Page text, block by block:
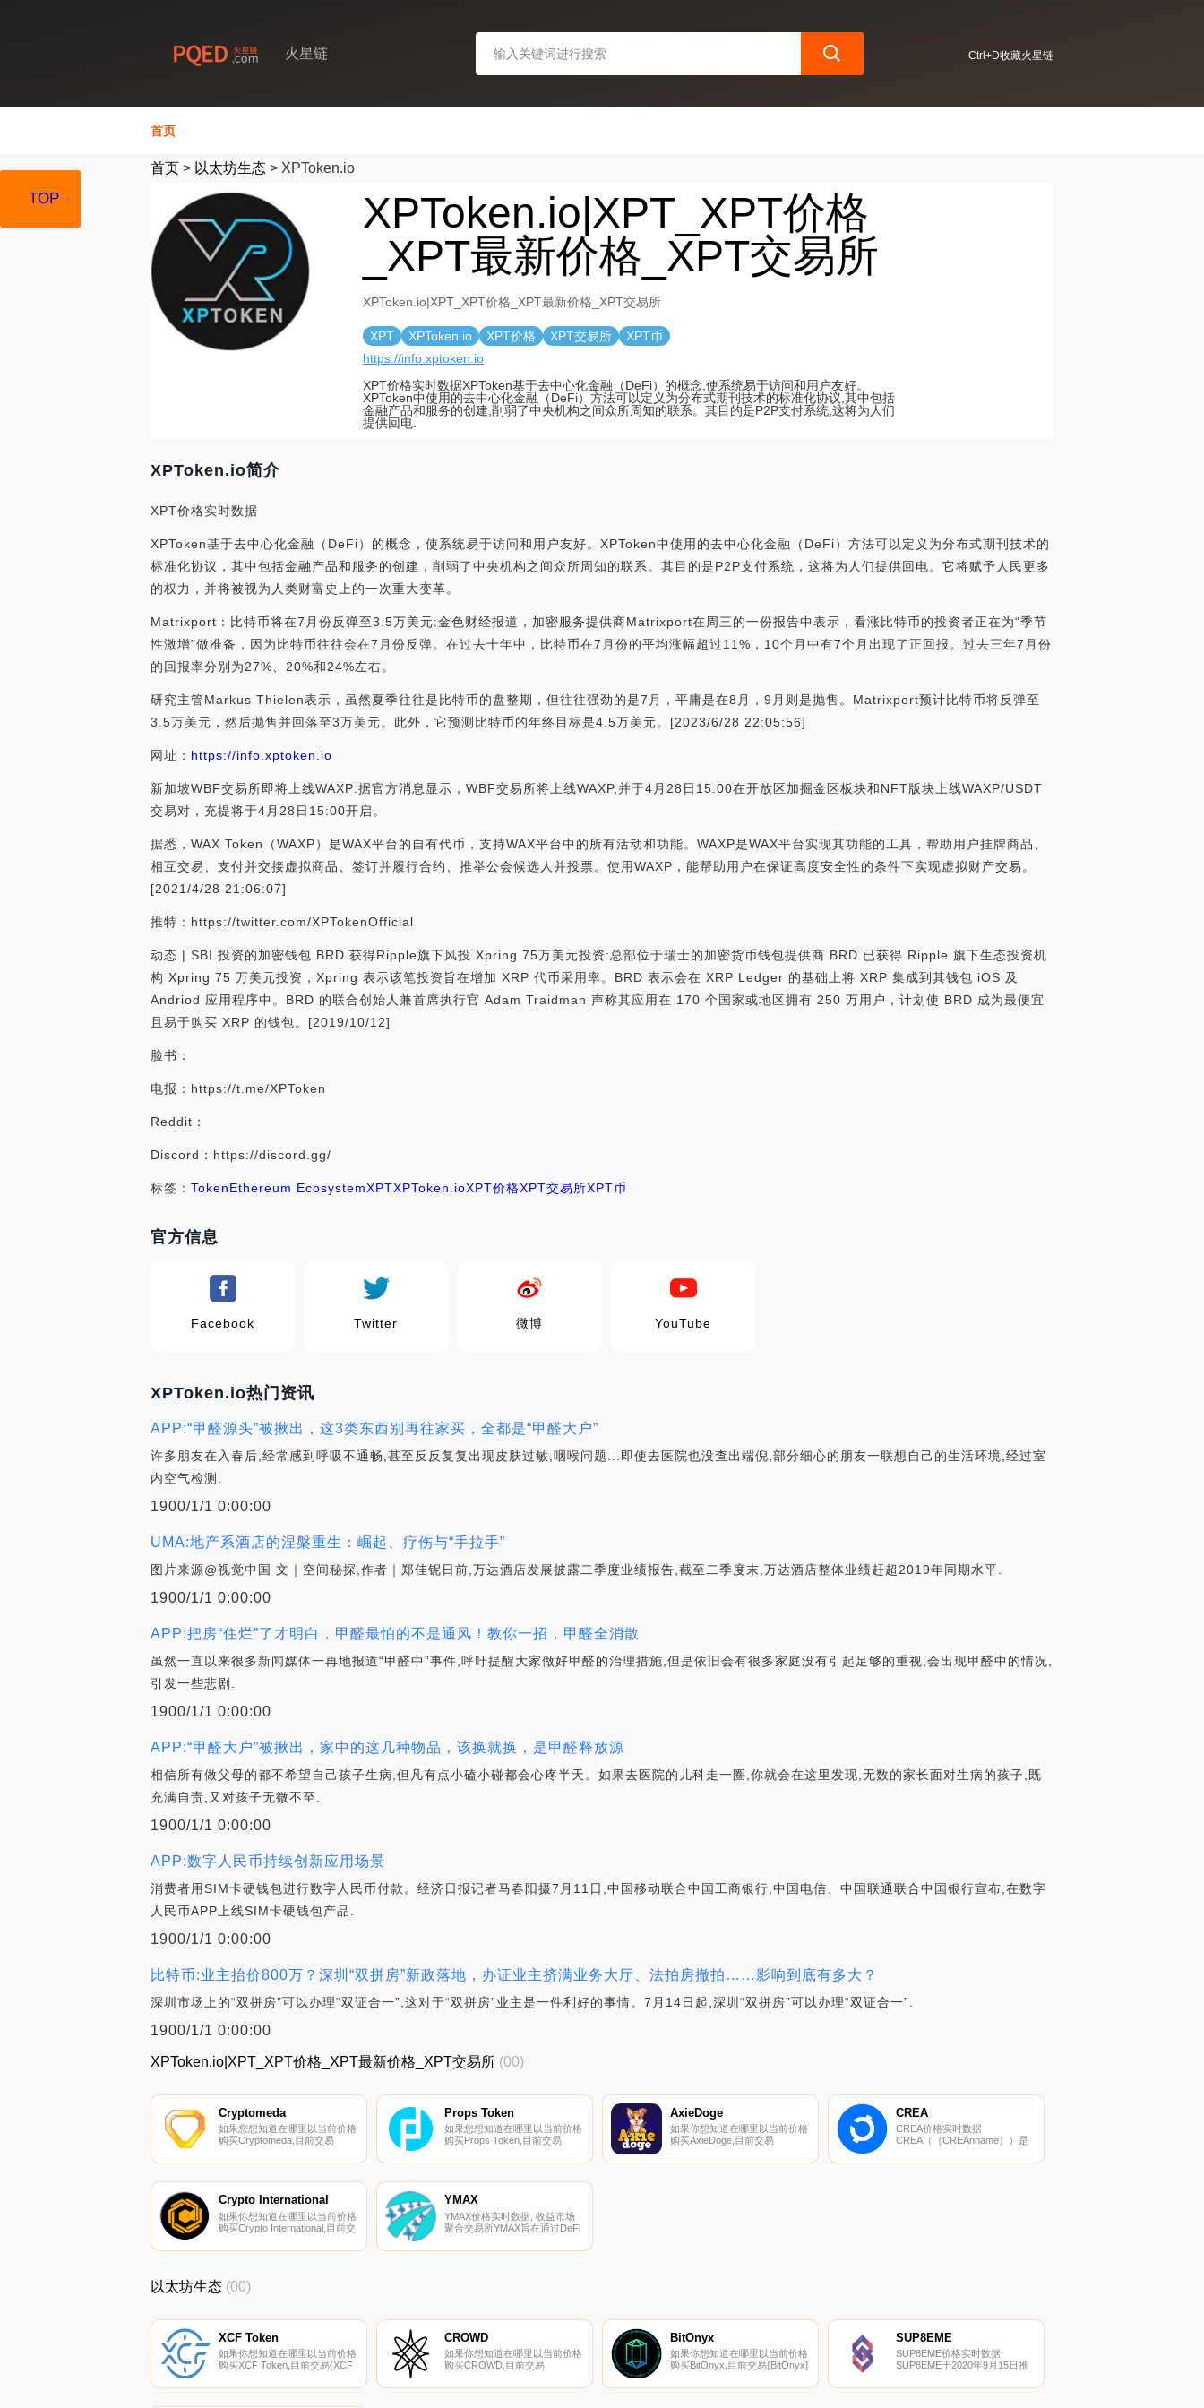
火星链 Ctrl+D收藏火星链
首页
首页 > 以太坊生态 > XPToken.io
XPToken.io|XPT_XPT价格
_XPT最新价格_XPT交易所
XPToken.io|XPT_XPT价格_XPT最新价格_XPT交易所
XPT XPToken.io XPT价格 XPT交易所
XPT币
https://info.xptoken.io
XPT价格实时数据XPToken基于去中心化金融（DeFi）的概念,使系统易于访问和用户友好。
XPToken中使用的去中心化金融（DeFi）方法可以定义为分布式期刊技术的标准化协议,其中包括
金融产品和服务的创建,削弱了中央机构之间众所周知的联系。其目的是P2P支付系统,这将为人们
提供回电.
XPToken.io简介
XPT价格实时数据
XPToken基于去中心化金融（DeFi）的概念，使系统易于访问和用户友好。XPToken中使用的去中心化金融（DeFi）方法可以定义为分布式期刊技术的
标准化协议，其中包括金融产品和服务的创建，削弱了中央机构之间众所周知的联系。其目的是P2P支付系统，这将为人们提供回电。它将赋予人民更多
的权力，并将被视为人类财富史上的一次重大变革。
Matrixport：比特币将在7月份反弹至3.5万美元:金色财经报道，加密服务提供商Matrixport在周三的一份报告中表示，看涨比特币的投资者正在为“季节
性激增”做准备，因为比特币往往会在7月份反弹。在过去十年中，比特币在7月份的平均涨幅超过11%，10个月中有7个月出现了正回报。过去三年7月份
的回报率分别为27%、20%和24%左右。
研究主管Markus Thielen表示，虽然夏季往往是比特币的盘整期，但往往强劲的是7月，平庸是在8月，9月则是抛售。Matrixport预计比特币将反弹至
3.5万美元，然后抛售并回落至3万美元。此外，它预测比特币的年终目标是4.5万美元。[2023/6/28 22:05:56]
网址： https://info.xptoken.io
新加坡WBF交易所即将上线WAXP:据官方消息显示，WBF交易所将上线WAXP,并于4月28日15:00在开放区加掘金区板块和NFT版块上线WAXP/USDT
交易对，充提将于4月28日15:00开启。
据悉，WAX Token（WAXP）是WAX平台的自有代币，支持WAX平台中的所有活动和功能。WAXP是WAX平台实现其功能的工具，帮助用户挂牌商品、
相互交易、支付并交接虚拟商品、签订并履行合约、推举公会候选人并投票。使用WAXP，能帮助用户在保证高度安全性的条件下实现虚拟财产交易。
[2021/4/28 21:06:07]
推特：https://twitter.com/XPTokenOfficial
动态 | SBI 投资的加密钱包 BRD 获得Ripple旗下风投 Xpring 75万美元投资:总部位于瑞士的加密货币钱包提供商 BRD 已获得 Ripple 旗下生态投资机
构 Xpring 75 万美元投资，Xpring 表示该笔投资旨在增加 XRP 代币采用率。BRD 表示会在 XRP Ledger 的基础上将 XRP 集成到其钱包 iOS 及
Andriod 应用程序中。BRD 的联合创始人兼首席执行官 Adam Traidman 声称其应用在 170 个国家或地区拥有 250 万用户，计划使 BRD 成为最便宜
且易于购买 XRP 的钱包。[2019/10/12]
脸书：
电报：https://t.me/XPToken
Reddit：
Discord：https://discord.gg/
标签： TokenEthereum EcosystemXPTXPToken.ioXPT价格XPT交易所XPT币
官方信息
Facebook Twitter 微博 YouTube
XPToken.io热门资讯
APP:“甲醛源头”被揪出，这3类东西别再往家买，全都是“甲醛大户”
许多朋友在入春后,经常感到呼吸不通畅,甚至反反复复出现皮肤过敏,咽喉问题...即使去医院也没查出端倪,部分细心的朋友一联想自己的生活环境,经过室
内空气检测.
1900/1/1 0:00:00
UMA:地产系酒店的涅槃重生：崛起、疗伤与“手拉手”
图片来源@视觉中国 文｜空间秘探,作者｜郑佳铌日前,万达酒店发展披露二季度业绩报告,截至二季度末,万达酒店整体业绩赶超2019年同期水平.
1900/1/1 0:00:00
APP:把房“住烂”了才明白，甲醛最怕的不是通风！教你一招，甲醛全消散
虽然一直以来很多新闻媒体一再地报道“甲醛中”事件,呼吁提醒大家做好甲醛的治理措施,但是依旧会有很多家庭没有引起足够的重视,会出现甲醛中的情况,
引发一些悲剧.
1900/1/1 0:00:00
APP:“甲醛大户”被揪出，家中的这几种物品，该换就换，是甲醛释放源
相信所有做父母的都不希望自己孩子生病,但凡有点小磕小碰都会心疼半天。如果去医院的儿科走一圈,你就会在这里发现,无数的家长面对生病的孩子,既
充满自责,又对孩子无微不至.
1900/1/1 0:00:00
APP:数字人民币持续创新应用场景
消费者用SIM卡硬钱包进行数字人民币付款。经济日报记者马春阳摄7月11日,中国移动联合中国工商银行,中国电信、中国联通联合中国银行宣布,在数字
人民币APP上线SIM卡硬钱包产品.
1900/1/1 0:00:00
比特币:业主抬价800万？深圳“双拼房”新政落地，办证业主挤满业务大厅、法拍房撤拍……影响到底有多大？
深圳市场上的“双拼房”可以办理“双证合一”,这对于“双拼房”业主是一件利好的事情。7月14日起,深圳“双拼房”可以办理“双证合一”.
1900/1/1 0:00:00
TOP
XPToken.io|XPT_XPT价格_XPT最新价格_XPT交易所 (00)
Cryptomeda
如果您想知道在哪里以当前价格
购买Cryptomeda,目前交易
密货币交易所是
以在我们的加密货币交易所页面
上找到其他列表.
Props Token
如果您想知道在哪里以当前价格
购买Props Token,目前交易
加密货币交易所是Gate.io。您
目旨在增强帮助数字社区蓬勃发
展的人的能力,并在应用程序开
发人员和用户之间建立更好的联
系.
AxieDoge
如果你想知道在哪里以当前价格
购买AxieDoge,目前交易
交易所是DODO（BSC）。您可
CREA
CREA价格实时数据
CREA（｛CREAnname｝）是
应量为21213630.839,其中
Crypto International
如果你想知道在哪里以当前价格
购买Crypto International,目前交
顶级加密货币交易所是
找到其他列表.
YMAX
YMAX价格实时数据, 收益市场
聚合交易所YMAX旨在通过DeFi
收益。它将支持主要的稳定币。
TOP
以太坊生态 (00)
XCF Token
如果你想知道在哪里以当前价格
购买XCF Token,目前交易{XCF
所是Bittrex。您可以在我们的加
CROWD
如果你想知道在哪里以当前价格
购买CROWD,目前交易
交易所是MEXC和Bittrex。您可
BitOnyx
如果你想知道在哪里以当前价格
购买BitOnyx,目前交易{BitOnyx]
HitBTC。您可以在我们的加密
SUP8EME
SUP8EME价格实时数据
SUP8EME于2020年9月15日推
去中心化治理和创新的风险利润
TOP